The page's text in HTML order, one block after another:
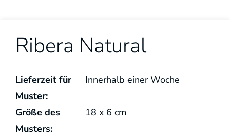
Ribera Natural
Lieferzeit für
Muster:
Innerhalb einer Woche
Größe des
Musters:
18 x6 cm